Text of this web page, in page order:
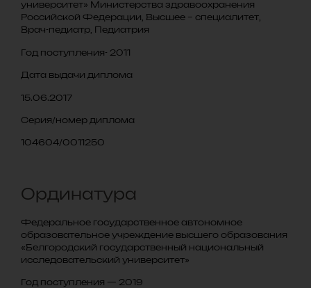
университет» Министерства здравоохранения
Российской Федерации, Высшее – специалитет,
Врач-педиатр, Педиатрия
Год поступления- 2011
Дата выдачи диплома
15.06.2017
Серия/номер диплома
104604/0011250
Ординатура
Федеральное государственное автономное
образовательное учреждение высшего образования
«Белгородский государственный национальный
исследовательский университет»
Год поступления — 2019